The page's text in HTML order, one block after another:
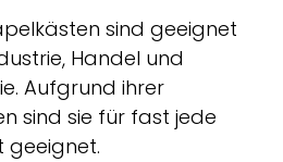
sind geeignet
Handel und
Aufgrund ihrer
sind sie für fast jede
geeignet.